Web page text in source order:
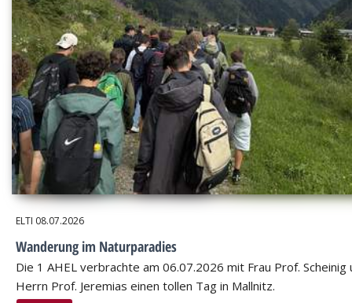
ELTI 08.07.2026
Wanderung im Naturparadies
Die 1 AHEL verbrachte am 06.07.2026 mit Frau Prof. Scheinig
Herrn Prof. Jeremias einen tollen Tag in Mallnitz.